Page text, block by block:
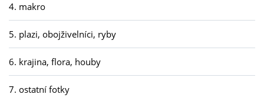
4. makro
5. plazi, obojživelníci, ryby
6. krajina, flora, houby
7. ostatní fotky